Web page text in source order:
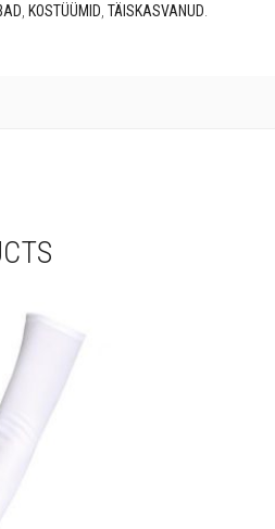
KOSTÜÜMID TÄISKASVANUD